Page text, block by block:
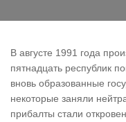
В августе 1991 года
пятнадцать республик
вновь образованные
некоторые заняли
прибалты стали